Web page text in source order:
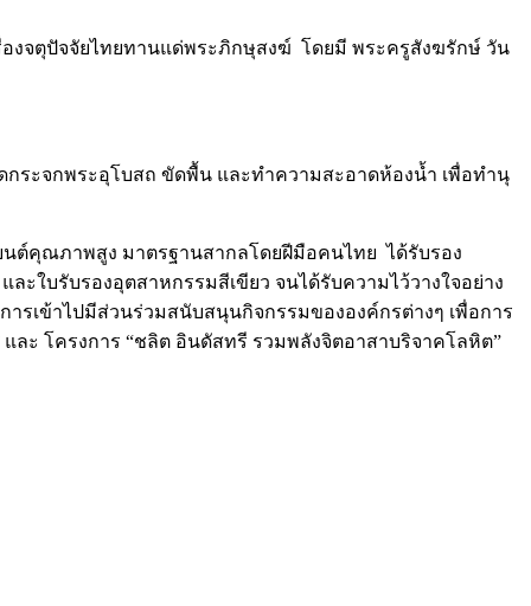
งจตุปัจจัยไทยทานแด่พระภิกษุสงฆ์ โดยมี พระครูสังฆรักษ์ วัน
ระจกพระอุโบสถ ขัดพื้น และทำความสะอาดห้องน้ำ เพื่อทำนุ
นต์คุณภาพสูง มาตรฐานสากลโดยฝีมือคนไทย ได้รับรอง
ใบรับรองอุตสาหกรรมสีเขียว จนได้รับความไว้วางใจอย่าง
รเข้าไปมีส่วนร่วมสนับสนุนกิจกรรมขององค์กรต่างๆ เพื่อการ
ะ โครงการ “ชลิต อินดัสทรี รวมพลังจิตอาสาบริจาคโลหิต”